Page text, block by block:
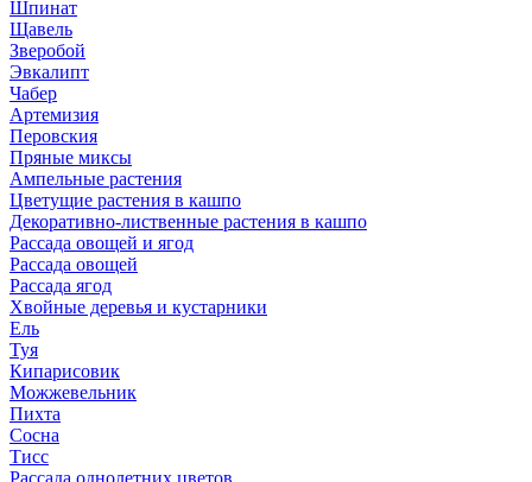
Шпинат
Щавель
Зверобой
Эвкалипт
Чабер
Артемизия
Перовския
Пряные миксы
Ампельные растения
Цветущие растения в кашпо
Декоративно-лиственные растения в кашпо
Рассада овощей и ягод
Рассада овощей
Рассада ягод
Хвойные деревья и кустарники
Ель
Туя
Кипарисовик
Можжевельник
Пихта
Сосна
Тисc
Рассада однолетних цветов